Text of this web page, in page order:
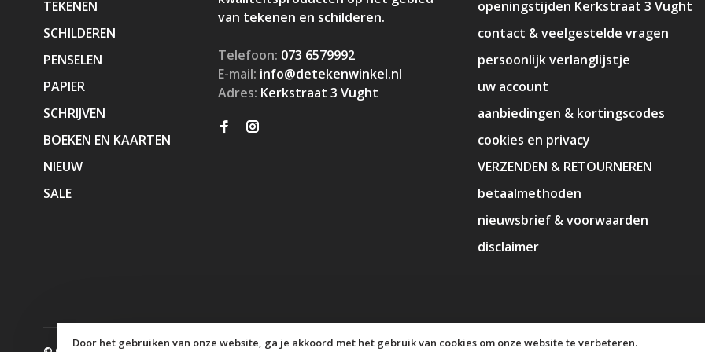
TEKENEN
SCHILDEREN
PENSELEN
PAPIER
SCHRIJVEN
BOEKEN EN KAARTEN
NIEUW
SALE
van tekenen en schilderen.
Telefoon: 073 6579992
E-mail: info@detekenwinkel.nl
Adres: Kerkstraat 3 Vught
openingstijden Kerkstraat 3 Vught
contact & veelgestelde vragen
persoonlijk verlanglijstje
uw account
aanbiedingen & kortingscodes
cookies en privacy
VERZENDEN & RETOURNEREN
betaalmethoden
nieuwsbrief & voorwaarden
disclaimer
Door het gebruiken van onze website, ga je akkoord met het gebruik van cookies om onze website te verbeteren.